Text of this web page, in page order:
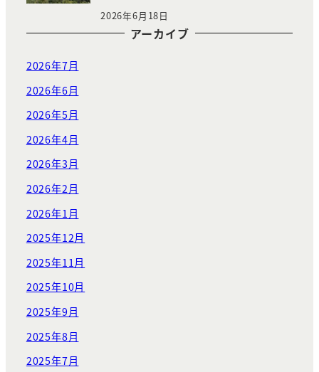
2026年6月18日
アーカイブ
2026年7月
2026年6月
2026年5月
2026年4月
2026年3月
2026年2月
2026年1月
2025年12月
2025年11月
2025年10月
2025年9月
2025年8月
2025年7月